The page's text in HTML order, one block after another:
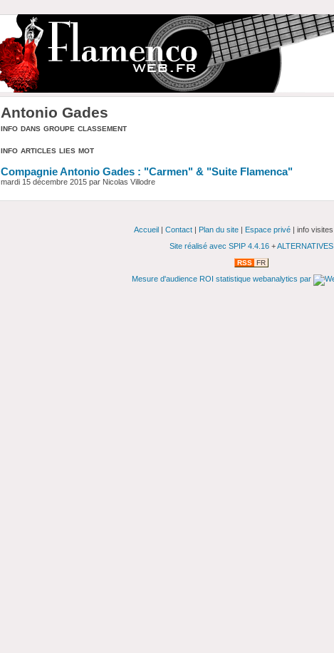
Antonio Gades
info dans groupe classement
info articles lies mot
Compagnie Antonio Gades : "Carmen" & "Suite Flamenca"
mardi 15 décembre 2015 par Nicolas Villodre
Accueil| Contact| Plan du site| Espace privé| info visites
Site réalisé avec SPIP 4.4.16 +ALTERNATIVES
RSS FR
Mesure d'audience ROI statistique webanalytics par